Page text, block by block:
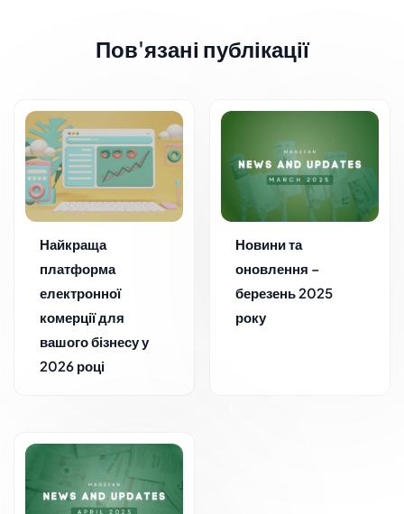
Пов'язані публікації
Найкраща
платформа
електронної
комерції для
вашого бізнесу у
2026 році
Новини та
оновлення –
березень 2025
року